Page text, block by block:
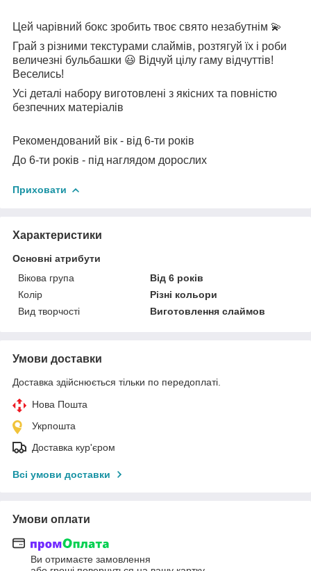
Цей чарівний бокс зробить твоє свято незабутнім 💫
Грай з різними текстурами слаймів, розтягуй їх і роби
величезні бульбашки 😃 Відчуй цілу гаму відчуттів!
Веселись!
Усі деталі набору виготовлені з якісних та повністю
безпечних матеріалів
Рекомендований вік - від 6-ти років
До 6-ти років - під наглядом дорослих
Приховати
Характеристики
Основні атрибути
Вікова група
Від 6 років
Колір
Різні кольори
Вид творчості
Виготовлення слаймов
Умови доставки
Доставка здійснюється тільки по передоплаті.
Нова Пошта
Укрпошта
Доставка кур'єром
Всі умови доставки
Умови оплати
Ви отримаєте замовлення